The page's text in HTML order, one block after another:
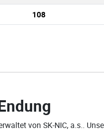
108
von SK-NIC, a.s..